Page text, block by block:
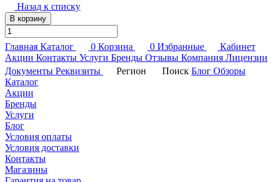
Назад к списку
В корзину
Главная Каталог 0 Корзина 0 Избранные
Кабинет
Акции Контакты Услуги Бренды Отзывы Компания Лицензии
Документы Реквизиты Регион Поиск Блог Обзоры
Каталог
Акции
Бренды
Услуги
Блог
Условия оплаты
Условия доставки
Контакты
Магазины